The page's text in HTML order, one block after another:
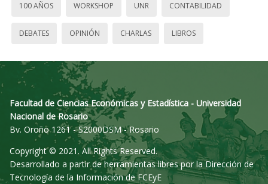
100 AÑOS WORKSHOP UNR CONTABILIDAD
DEBATES OPINIÓN CHARLAS LIBROS
Facultad de Ciencias Económicas y Estadística - Universidad
Nacional de Rosario
Bv. Oroño 1261 - S2000DSM - Rosario
Copyright © 2021. All Rights Reserved.
Desarrollado a partir de herramientas libres por la Dirección de
Tecnología de la Información de FCEyE